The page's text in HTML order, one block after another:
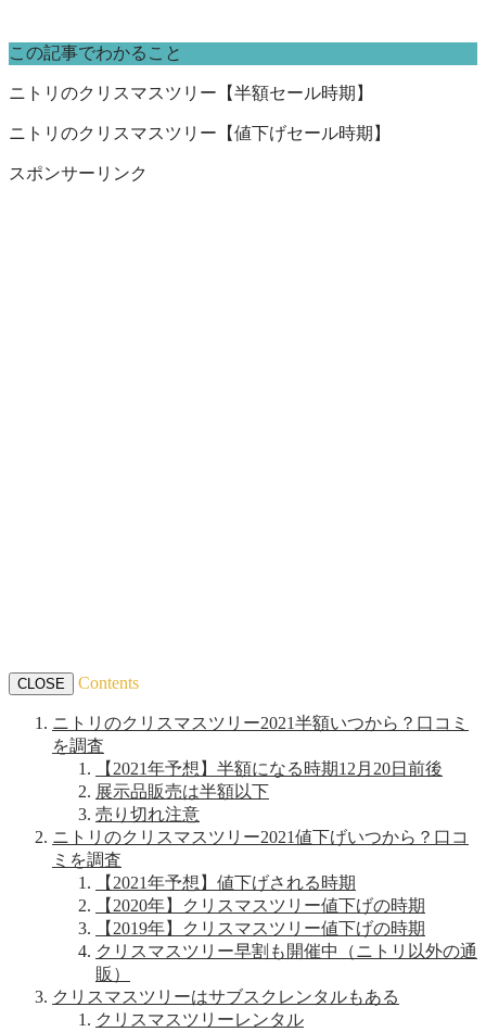
この記事でわかること
ニトリのクリスマスツリー【半額セール時期】
ニトリのクリスマスツリー【値下げセール時期】
スポンサーリンク
CLOSE Contents
ニトリのクリスマスツリー2021半額いつから？口コミ
を調査
【2021年予想】半額になる時期12月20日前後
展示品販売は半額以下
売り切れ注意
ニトリのクリスマスツリー2021値下げいつから？口コ
ミを調査
【2021年予想】値下げされる時期
【2020年】クリスマスツリー値下げの時期
【2019年】クリスマスツリー値下げの時期
クリスマスツリー早割も開催中（ニトリ以外の通
販）
クリスマスツリーはサブスクレンタルもある
クリスマスツリーレンタル